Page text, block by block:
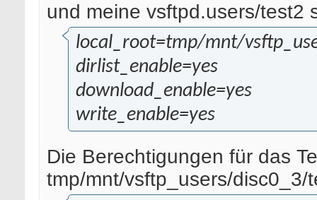
und meine vsftpd.users/test2
local_root=tmp/mnt/
dirlist_enable=yes
download_enable=yes
write_enable=yes
Die Berechtigungen für das
tmp/mnt/vsftp_users/disc0_3/